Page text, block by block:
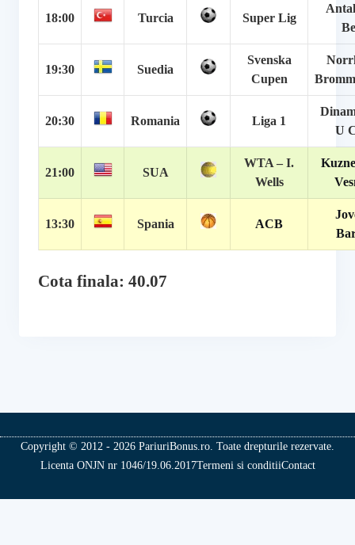
18:00 Turcia Super Lig
19:30 Suedia
Svenska
Cupen
20:30 Romania Liga 1
U
21:00 SUA
WTA – I.
Wells
13:30 Spania ACB
Cota finala: 40.07
Copyright © 2012 - 2026 PariuriBonus.ro. Toate drepturile rezervate.
Licenta ONJN nr 1046/19.06.2017Termeni si conditiiContact